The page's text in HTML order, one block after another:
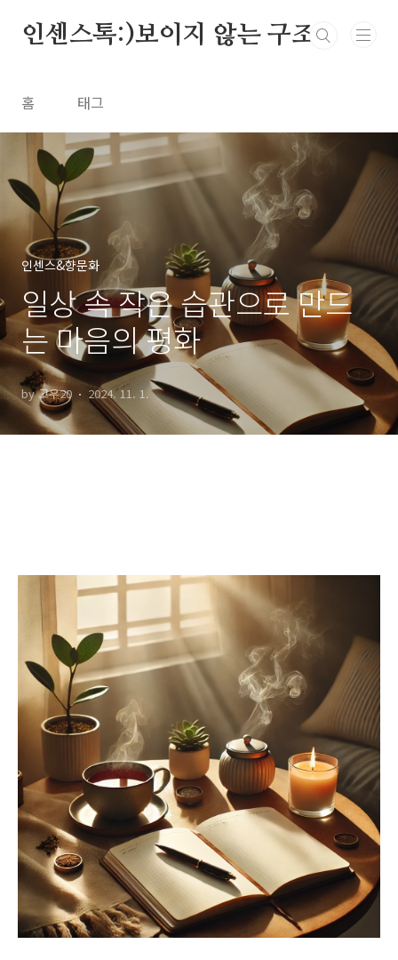
인센스톡:)보이지 않는 구조
홈 태그
인센스&향문화
일상 속 작은 습관으로 만드
는 마음의 평화
by 고우20 2024. 11. 1.